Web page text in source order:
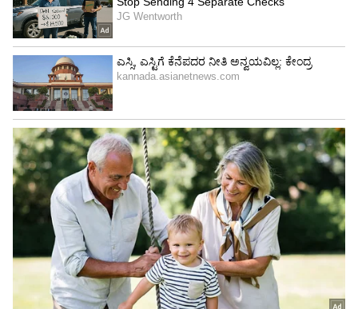
ತ್ರಿಶೂಲ ಮತ್ತು ವರಮುದ್ರವನ್ನು ಹಿಡಿದಿದ್ದಾನೆ.
ರಾಹು(Rahu):
ರಾಹುವಿನ ಮುಖವು ತುಂಬಾ ಭಯಾನಕ
ಮತ್ತು ಉಗ್ರವಾಗಿರುತ್ತದೆ. ಅವನು ದೊಡ್ಡ ನೀಲಿ ಸಿಂಹಾಸನದ
ಮೇಲೆ ಕುಳಿತಿದ್ದಾನೆ. ಅವನು ನಾಲ್ಕು ತೋಳುಗಳನ್ನು
ಹೊಂದಿದ್ದಾನೆ ಮತ್ತು ನಾಲ್ಕು ಕೈಗಳಲ್ಲಿ ಕ್ರಮವಾಗಿ ಕತ್ತಿ,
ಗುರಾಣಿ, ತ್ರಿಶೂಲ ಮತ್ತು ವಚನಗಳನ್ನು ಅಲಂಕರಿಸುತ್ತಾನೆ.
Garuda Purana: ಈ ಕೆಲಸಗಳನ್ನು ಸಂಜೆಯ ನಂತರ
ಮಾಡಿದರೆ ನಷ್ಟ ಗ್ಯಾರಂಟಿ!